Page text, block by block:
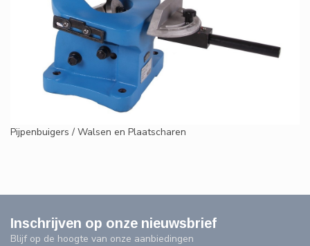
Pijpenbuigers / Walsen en Plaatscharen
Inschrijven op onze nieuwsbrief
Blijf op de hoogte van onze aanbiedingen